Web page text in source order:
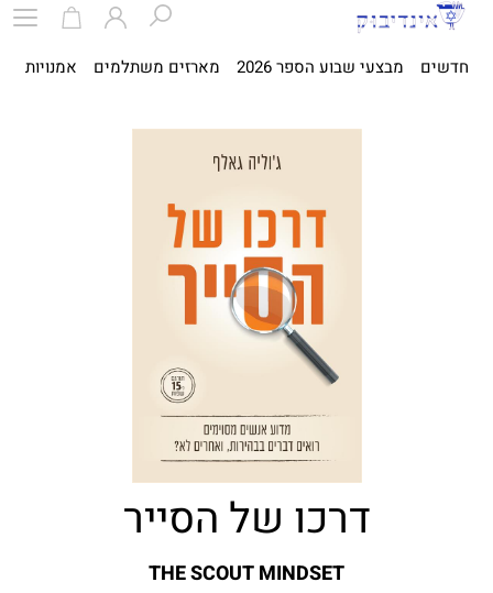
חדשים מבצעי שבוע הספר 2026 מארזים משתלמים אמנויות
דרכו של הסייר
THE SCOUT MINDSET